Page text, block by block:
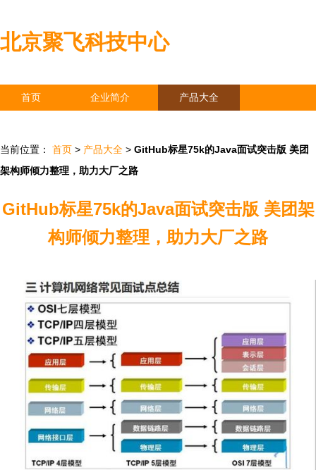
北京聚飞科技中心
首页 企业简介 产品大全
当前位置： 首页 > 产品大全 > GitHub标星75k的Java面试突击版 美团
架构师倾力整理，助力大厂之路
GitHub标星75k的Java面试突击版 美团架
构师倾力整理，助力大厂之路